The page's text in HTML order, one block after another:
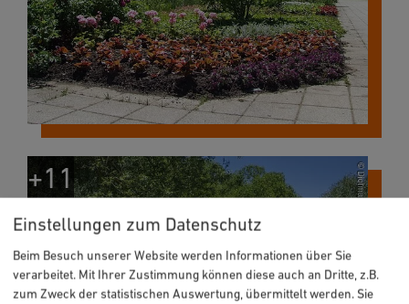
Einstellungen zum Datenschutz
Beim Besuch unserer Website werden Informationen über Sie
verarbeitet. Mit Ihrer Zustimmung können diese auch an Dritte, z.B.
zum Zweck der statistischen Auswertung, übermittelt werden. Sie